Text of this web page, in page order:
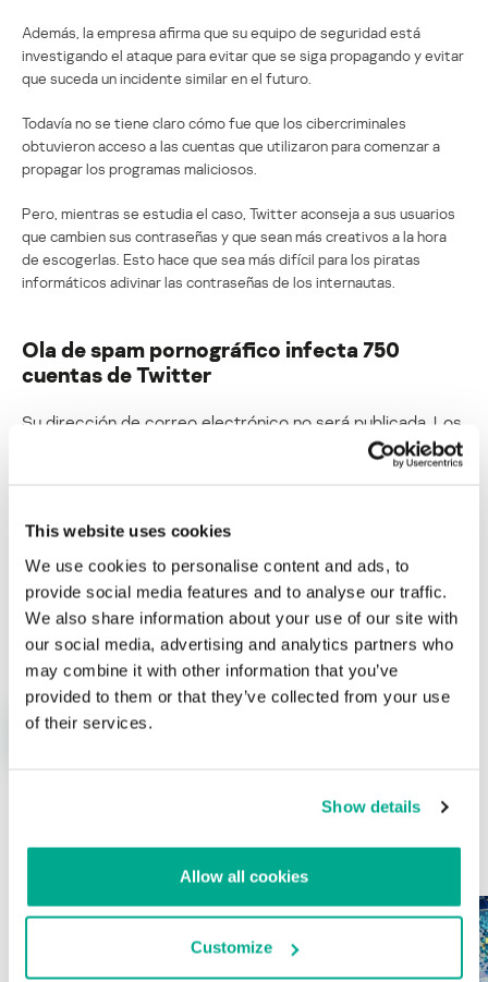
This website uses cookies
We use cookies to personalise content and ads, to
provide social media features and to analyse our traffic.
We also share information about your use of our site with
our social media, advertising and analytics partners who
may combine it with other information that you’ve
provided to them or that they’ve collected from your use
of their services.
Show details
Allow all cookies
Customize
Además, la empresa afirma que su equipo de seguridad está
investigando el ataque para evitar que se siga propagando y evitar
que suceda un incidente similar en el futuro.
Todavía no se tiene claro cómo fue que los cibercriminales
obtuvieron acceso a las cuentas que utilizaron para comenzar a
propagar los programas maliciosos.
Pero, mientras se estudia el caso, Twitter aconseja a sus usuarios
que cambien sus contraseñas y que sean más creativos a la hora
de escogerlas. Esto hace que sea más difícil para los piratas
informáticos adivinar las contraseñas de los internautas.
Ola de spam pornográfico infecta 750
cuentas de Twitter
Su dirección de correo electrónico no será publicada. Los
Nombre* Correo electrónico *
ÚLTIMAS PUBLICACIONES